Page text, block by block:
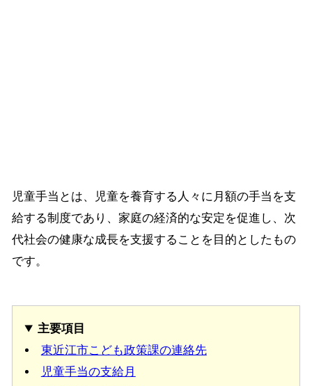
児童手当とは、児童を養育する人々に月額の手当を支
給する制度であり、家庭の経済的な安定を促進し、次
代社会の健康な成長を支援することを目的としたもの
です。
主要項目
東近江市こども政策課の連絡先
児童手当の支給月